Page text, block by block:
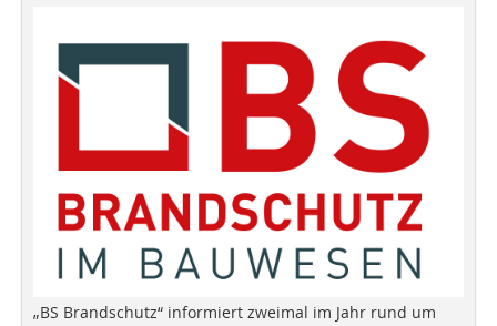
„BS Brandschutz“ informiert zweimal im Jahr rund um